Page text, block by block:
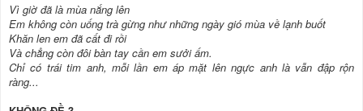
Vì giờ đã là mùa nắng lên
Em không còn uống trà gừng như những ngày gió mùa về lạnh buốt
Khăn len em đã cất đi rồi
Và chẳng còn đôi bàn tay cần em sưởi ấm.
Chỉ có trái tim anh, mỗi lần em áp mặt lên ngực anh là vẫn đập rộn
ràng...